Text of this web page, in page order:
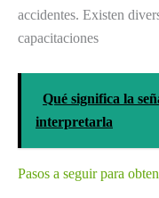
accidentes. Existen
capacitaciones
Qué significa la
interpretarla
Pasos a seguir para